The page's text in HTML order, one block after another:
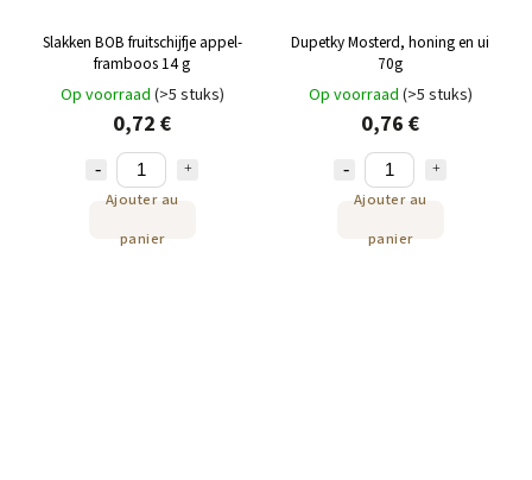
Slakken BOB fruitschijfje appel-
framboos 14 g
Op voorraad (>5 stuks)
0,72 €
Ajouter au
panier
Dupetky Mosterd, honing en ui
70g
Op voorraad (>5 stuks)
0,76 €
Ajouter au
panier